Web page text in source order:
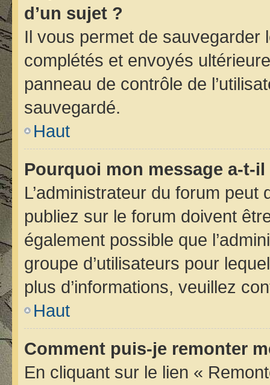
d’un sujet ?
Il vous permet de sauvegarder
complétés et envoyés
panneau de contrôle de
sauvegardé.
Haut
Pourquoi mon message a-t-
L’administrateur du forum
publiez sur le forum doivent
également possible que
groupe d’utilisateurs pour
plus d’informations, veuillez
Haut
Comment puis-je remonter
En cliquant sur le lien «